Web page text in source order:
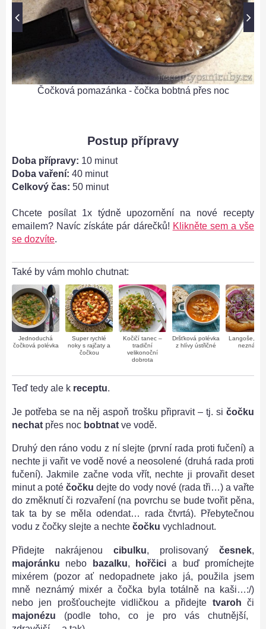
Čočková pomazánka - čočka bobtná přes noc
Postup přípravy
Doba přípravy: 10 minut
Doba vaření: 40 minut
Celkový čas: 50 minut
Chcete posílat 1x týdně upozornění na nové recepty
emailem? Navíc získáte pár dárečků! Klikněte sem a vše
se dozvíte.
Také by vám mohlo chutnat:
Jednoduchá
čočková polévka
Super rychlé
noky s rajčaty a
čočkou
Kočičí tanec –
tradiční
velikonoční
dobrota
Dršťková polévka
z hlívy ústřičné
Langoše, jak
neznáte
Teď tedy ale k receptu.
Je potřeba se na něj aspoň trošku připravit – tj. si čočku
nechat přes noc bobtnat ve vodě.
Druhý den ráno vodu z ní slejte (první rada proti fučení) a
nechte ji vařit ve vodě nové a neosolené (druhá rada proti
fučení). Jakmile začne voda vřít, nechte ji provařit deset
minut a potéčočku dejte do vody nové (rada tři…) a vařte
do změknutí či rozvaření (na povrchu se bude tvořit pěna,
tak ta by se měla odendat… rada čtvrtá). Přebytečnou
vodu z čočky slejte a nechte čočku vychladnout.
Přidejte nakrájenou cibulku, prolisovaný česnek,
majoránku nebo bazalku, hořčici a buď promíchejte
mixérem (pozor ať nedopadnete jako já, použila jsem
mně neznámý mixér a čočka byla totálně na kaši…:/)
nebo jen prošťouchejte vidličkou a přidejte tvaroh či
majonézu (podle toho, co je pro vás chutnější,